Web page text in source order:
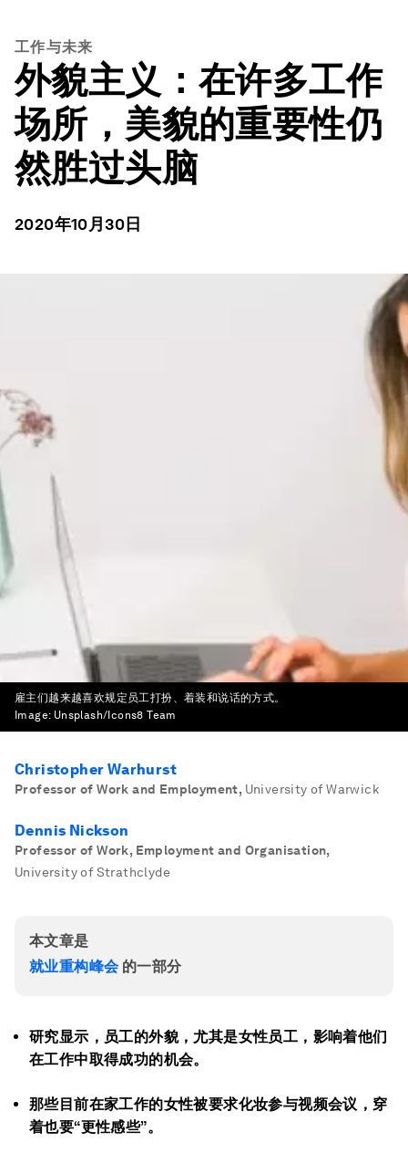
工作与未来
外貌主义：在许多工作
场所，美貌的重要性仍
然胜过头脑
2020年10月30日
雇主们越来越喜欢规定员工打扮、着装和说话的方式。
Image: Unsplash/Icons8 Team
Christopher Warhurst
Professor of Work and Employment, University of Warwick
Dennis Nickson
Professor of Work, Employment and Organisation,
University of Strathclyde
本文章是
就业重构峰会的一部分
研究显示，员工的外貌，尤其是女性员工，影响着他们
在工作中取得成功的机会。
那些目前在家工作的女性被要求化妆参与视频会议，穿
着也要“更性感些”。